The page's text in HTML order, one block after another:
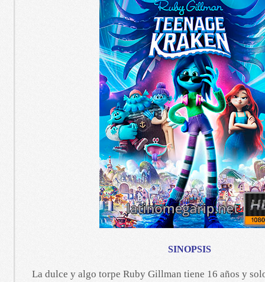
SINOPSIS
La dulce y algo torpe Ruby Gillman tiene 16 años y